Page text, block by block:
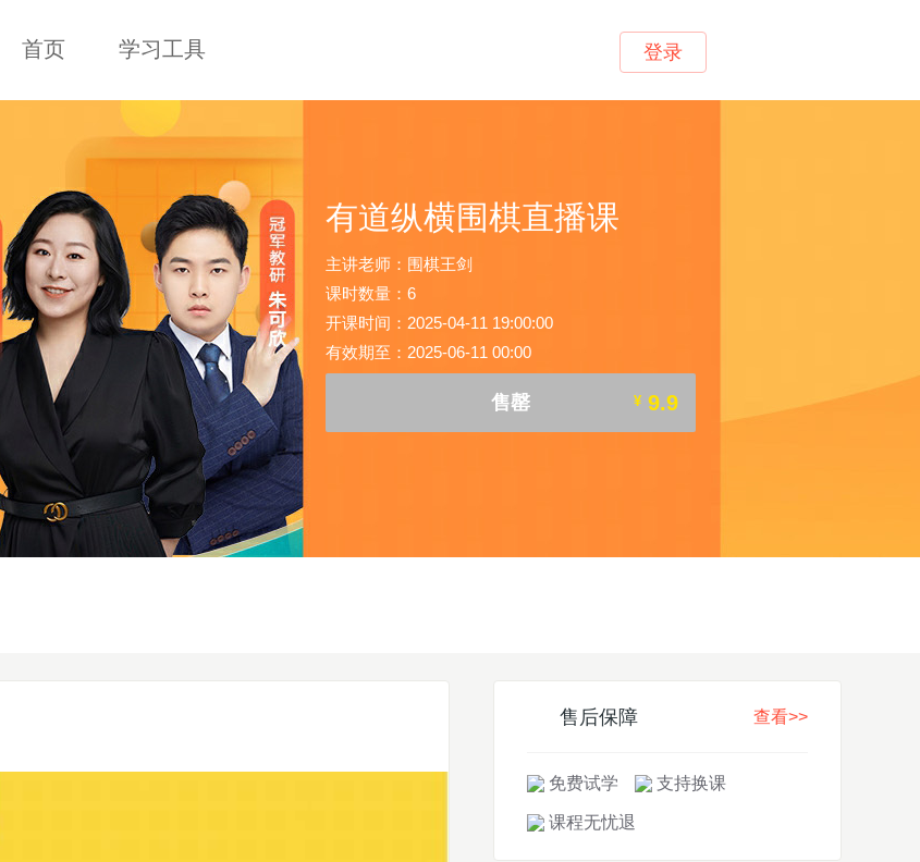
首页 学习工具 登录
有道纵横围棋直播课
主讲老师：围棋王剑
课时数量：6
开课时间：2025-04-11 19:00:00
有效期至：2025-06-11 00:00
售罄 ¥ 9.9
售后保障 查看>>
免费试学 支持换课
课程无忧退